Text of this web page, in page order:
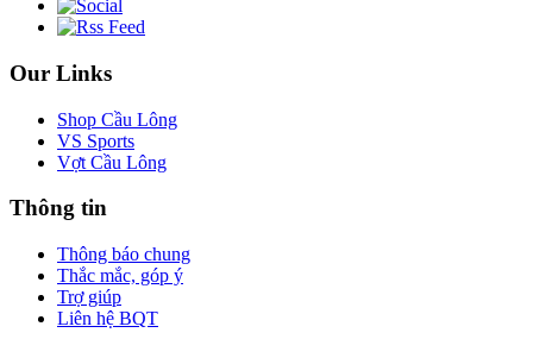
Our Links
Shop Cầu Lông
VS Sports
Vợt Cầu Lông
Thông tin
Thông báo chung
Thắc mắc, góp ý
Trợ giúp
Liên hệ BQT